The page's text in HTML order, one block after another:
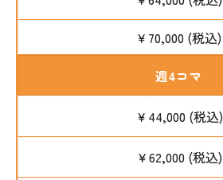
￥70,000 (税込)
週4コマ
￥44,000 (税込)
￥62,000 (税込)